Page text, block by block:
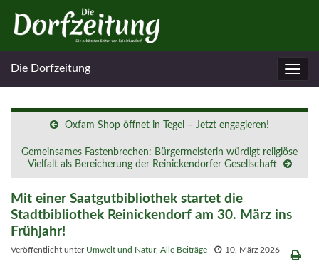
Die Dorfzeitung
Oxfam Shop öffnet in Tegel – Jetzt engagieren!
Gemeinsames Fastenbrechen: Bürgermeisterin würdigt religiöse
Vielfalt als Bereicherung der Reinickendorfer Gesellschaft
Mit einer Saatgutbibliothek startet die
Stadtbibliothek Reinickendorf am 30. März ins
Frühjahr!
Veröffentlicht unter Umwelt und Natur, Alle Beiträge 10. März 2026